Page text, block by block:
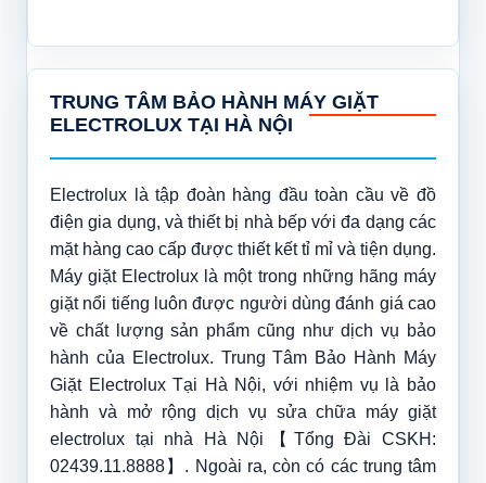
TRUNG TÂM BẢO HÀNH MÁY GIẶT
ELECTROLUX TẠI HÀ NỘI
Electrolux là tập đoàn hàng đầu toàn cầu về đồ
điện gia dụng, và thiết bị nhà bếp với đa dạng các
mặt hàng cao cấp được thiết kết tỉ mỉ và tiện dụng.
Máy giặt Electrolux là một trong những hãng máy
giặt nổi tiếng luôn được người dùng đánh giá cao
về chất lượng sản phẩm cũng như dịch vụ bảo
hành của Electrolux. Trung Tâm Bảo Hành Máy
Giặt Electrolux Tại Hà Nội, với nhiệm vụ là bảo
hành và mở rộng dịch vụ sửa chữa máy giặt
electrolux tại nhà Hà Nội【Tổng Đài CSKH:
02439.11.8888】. Ngoài ra, còn có các trung tâm